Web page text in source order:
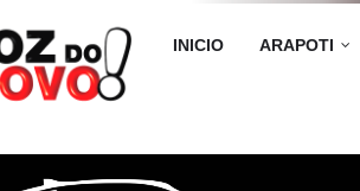
INICIO ARAPOTI